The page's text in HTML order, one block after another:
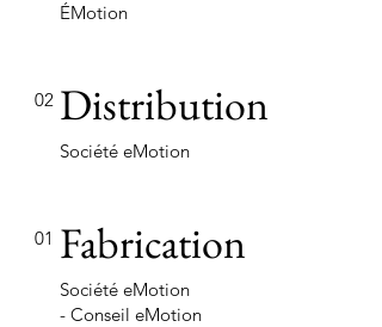
ÉMotion
02 Distribution
Société eMotion
01 Fabrication
Société eMotion
- Conseil eMotion